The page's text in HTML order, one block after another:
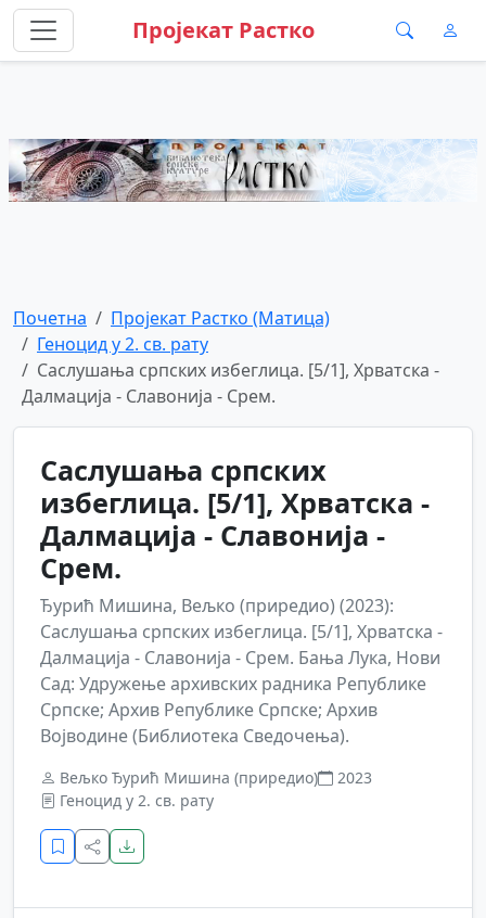
Пројекат Растко
Почетна
Пројекат Растко (Матица)
Геноцид у 2. св. рату
Саслушања српских избеглица. [5/1], Хрватска -
Далмација - Славонија - Срем.
Саслушања српских
избеглица. [5/1], Хрватска -
Далмација - Славонија -
Срем.
Ђурић Мишина, Вељко (приредио) (2023):
Саслушања српских избеглица. [5/1], Хрватска -
Далмација - Славонија - Срем. Бања Лука, Нови
Сад: Удружење архивских радника Републике
Српске; Архив Републике Српске; Архив
Војводине (Библиотека Сведочења).
Вељко Ђурић Мишина (приредио)
2023
Геноцид у 2. св. рату